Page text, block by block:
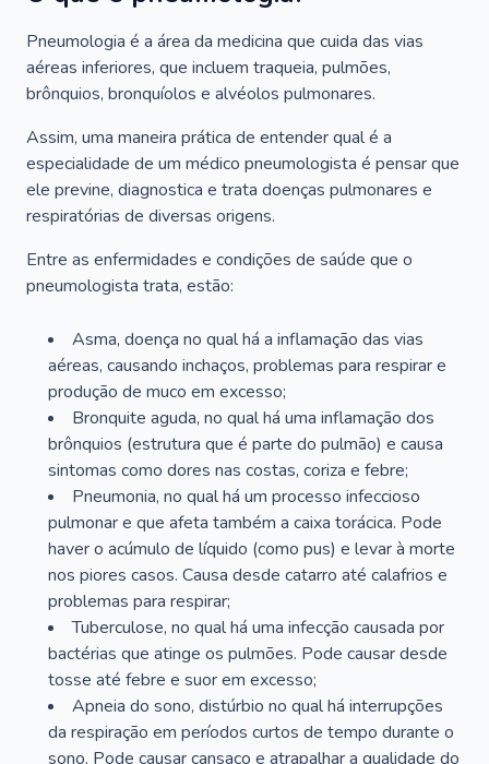
Pneumologia é a área da medicina que cuida das vias
aéreas inferiores, que incluem traqueia, pulmões,
brônquios, bronquíolos e alvéolos pulmonares.
Assim, uma maneira prática de entender qual é a
especialidade de um médico pneumologista é pensar que
ele previne, diagnostica e trata doenças pulmonares e
respiratórias de diversas origens.
Entre as enfermidades e condições de saúde que o
pneumologista trata, estão:
Asma, doença no qual há a inflamação das vias
aéreas, causando inchaços, problemas para respirar e
produção de muco em excesso;
Bronquite aguda, no qual há uma inflamação dos
brônquios (estrutura que é parte do pulmão) e causa
sintomas como dores nas costas, coriza e febre;
Pneumonia, no qual há um processo infeccioso
pulmonar e que afeta também a caixa torácica. Pode
haver o acúmulo de líquido (como pus) e levar à morte
nos piores casos. Causa desde catarro até calafrios e
problemas para respirar;
Tuberculose, no qual há uma infecção causada por
bactérias que atinge os pulmões. Pode causar desde
tosse até febre e suor em excesso;
Apneia do sono, distúrbio no qual há interrupções
da respiração em períodos curtos de tempo durante o
sono. Pode causar cansaço e atrapalhar a qualidade do